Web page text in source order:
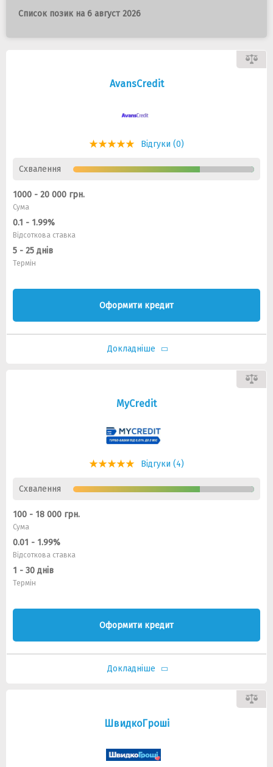
Список позик на 6 август 2026
AvansCredit
Відгуки (0)
Схвалення
1000 - 20 000 грн.
Сума
0.1 - 1.99%
Відсоткова ставка
5 - 25 днів
Термін
Оформити кредит
Докладніше
MyCredit
Відгуки (4)
Схвалення
100 - 18 000 грн.
Сума
0.01 - 1.99%
Відсоткова ставка
1 - 30 днів
Термін
Оформити кредит
Докладніше
ШвидкоГроші